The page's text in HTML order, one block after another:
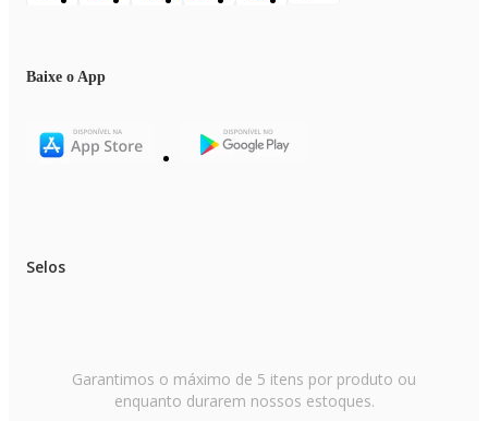
Baixe o App
Selos
Garantimos o máximo de 5 itens por produto ou
enquanto durarem nossos estoques.